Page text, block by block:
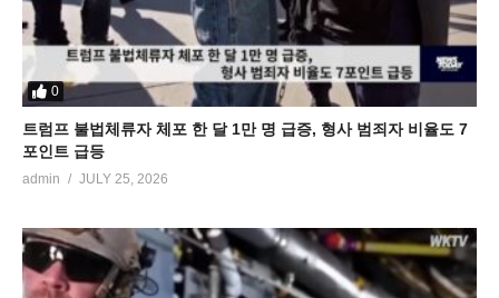
0
트럼프 불법체류자 체포 한 달 1만 명 급증, 형사 범죄자 비율도 7
포인트 급등
admin JULY 25, 2026